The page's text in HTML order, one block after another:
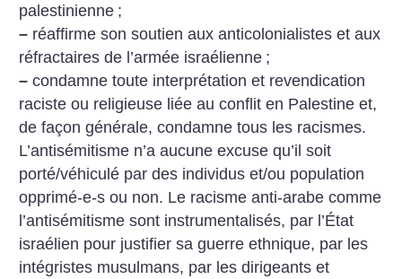
palestinienne ;
– réaffirme son soutien aux anticolonialistes et aux
réfractaires de l’armée israélienne ;
– condamne toute interprétation et revendication
raciste ou religieuse liée au conflit en Palestine et,
de façon générale, condamne tous les racismes.
L’antisémitisme n’a aucune excuse qu’il soit
porté/véhiculé par des individus et/ou population
opprimé-e-s ou non. Le racisme anti-arabe comme
l’antisémitisme sont instrumentalisés, par l’État
israélien pour justifier sa guerre ethnique, par les
intégristes musulmans, par les dirigeants et